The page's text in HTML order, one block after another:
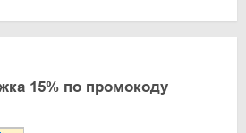
15% по промокоду